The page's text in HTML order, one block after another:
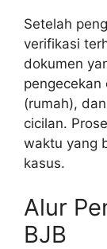
Setelah
verifikasi
dokumen
pengecekan
(rumah),
cicilan.
waktu yang
kasus.
Alur
BJB